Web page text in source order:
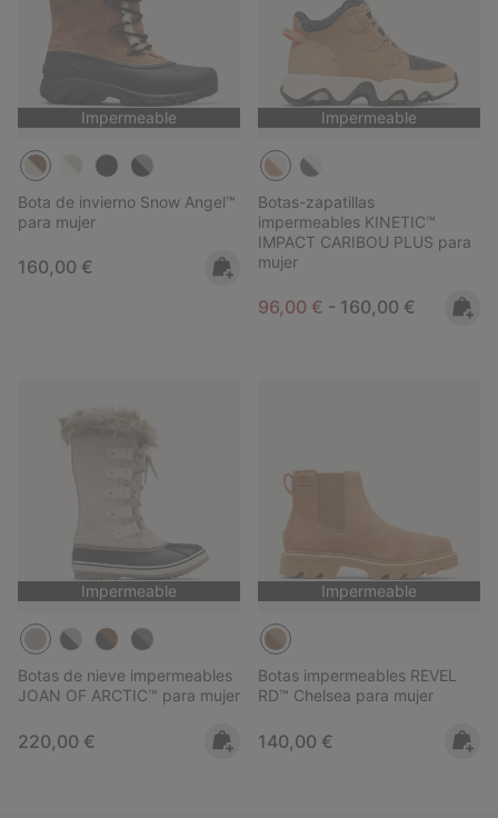
Impermeable
Bota de invierno Snow Angel™
para mujer
Regular price:
160,00 €
Impermeable
Botas-zapatillas
impermeables KINETIC™
IMPACT CARIBOU PLUS para
mujer
Minimum sale price:
96,00 € - Maximum price:
160,00 €
Impermeable
Botas de nieve impermeables
JOAN OF ARCTIC™ para mujer
Regular price:
220,00 €
Impermeable
Botas impermeables REVEL
RD™ Chelsea para mujer
Regular price:
140,00 €